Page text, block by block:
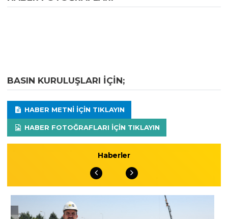
BASIN KURULUŞLARI IÇIN;
HABER METNI IÇIN TIKLAYIN
HABER FOTOĞRAFLARI IÇIN TIKLAYIN
Haberler